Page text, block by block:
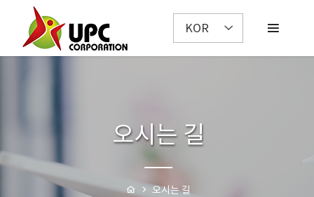
KOR
오시는 길
오시는 길